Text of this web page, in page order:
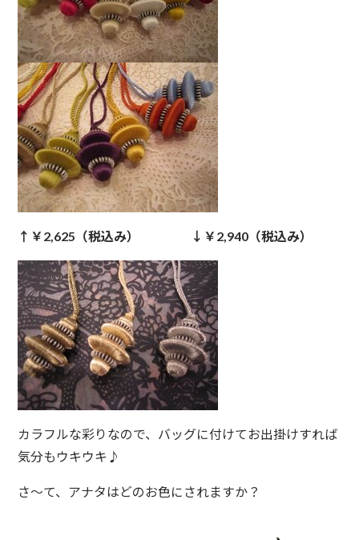
↑￥2,625（税込み） ↓￥2,940（税込み）
カラフルな彩りなので、バッグに付けてお出掛けすれば
気分もウキウキ♪
さ～て、アナタはどのお色にされますか？